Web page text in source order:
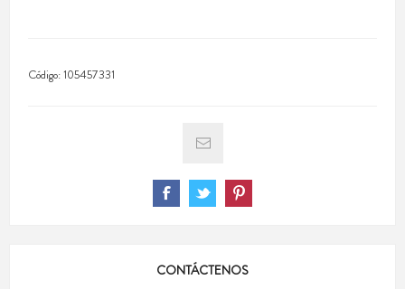
Código:105457331
CONTÁCTENOS